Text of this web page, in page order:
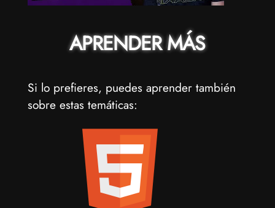
APRENDER MÁS
Si lo prefieres, puedes aprender también
sobre estas temáticas: